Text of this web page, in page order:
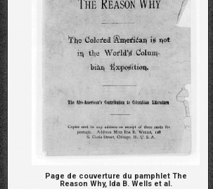
Page de couverture du pamphlet The
Reason Why, Ida B. Wells et al.